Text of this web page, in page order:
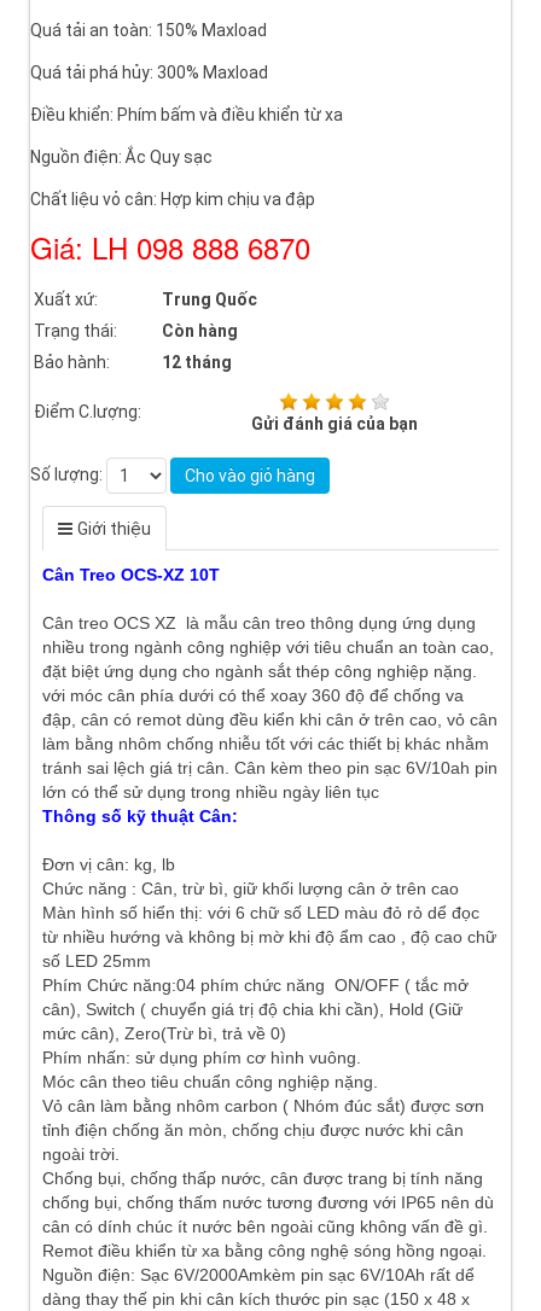
Quá tải an toàn: 150% Maxload
Quá tải phá hủy: 300% Maxload
Điều khiển: Phím bấm và điều khiển từ xa
Nguồn điện: Ắc Quy sạc
Chất liệu vỏ cân: Hợp kim chịu va đập
Giá: LH 098 888 6870
Xuất xứ:
Trung Quốc
Trạng thái:
Còn hàng
Bảo hành:
12 tháng
Điểm C.lượng:
Gửi đánh giá của bạn
Số lượng: Cho vào giỏ hàng
Giới thiệu
Cân Treo OCS-XZ 10T
Cân treo OCS XZ là mẫu cân treo thông dụng ứng dụng
nhiều trong ngành công nghiệp với tiêu chuẩn an toàn cao,
đặt biệt ứng dụng cho ngành sắt thép công nghiệp nặng.
với móc cân phía dưới có thể xoay 360 độ để chống va
đập, cân có remot dùng đều kiển khi cân ở trên cao, vỏ cân
làm bằng nhôm chống nhiễu tốt với các thiết bị khác nhằm
tránh sai lệch giá trị cân. Cân kèm theo pin sạc 6V/10ah pin
lớn có thể sử dụng trong nhiều ngày liên tục
Thông số kỹ thuật Cân:
Đơn vị cân: kg, lb
Chức năng : Cân, trừ bì, giữ khối lượng cân ở trên cao
Màn hình số hiển thị: với 6 chữ số LED màu đỏ rỏ dể đọc
từ nhiều hướng và không bị mờ khi độ ẩm cao , độ cao chữ
số LED 25mm
Phím Chức năng:04 phím chức năng ON/OFF ( tắc mở
cân), Switch ( chuyển giá trị độ chia khi cần), Hold (Giữ
mức cân), Zero(Trừ bì, trả về 0)
Phím nhấn: sử dụng phím cơ hình vuông.
Móc cân theo tiêu chuẩn công nghiệp nặng.
Vỏ cân làm bằng nhôm carbon ( Nhóm đúc sắt) được sơn
tỉnh điện chống ăn mòn, chống chịu được nước khi cân
ngoài trời.
Chống bụi, chống thấp nước, cân được trang bị tính năng
chống bụi, chống thấm nước tương đương với IP65 nên dù
cân có dính chúc ít nước bên ngoài cũng không vấn đề gì.
Remot điều khiển từ xa bằng công nghệ sóng hồng ngoại.
Nguồn điện: Sạc 6V/2000Amkèm pin sạc 6V/10Ah rất dể
dàng thay thế pin khi cân kích thước pin sạc (150 x 48 x